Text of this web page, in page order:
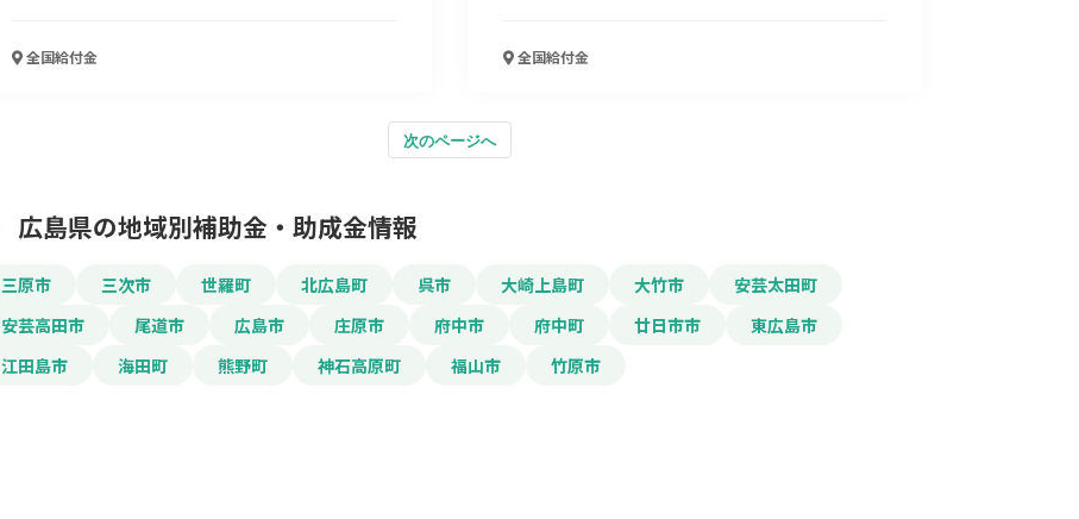
全国給付金 全国給付金
次のページへ
広島県の地域別補助金・助成金情報
三原市 三次市 世羅町 北広島町 呉市 大崎上島町 大竹市
安芸太田町
安芸高田市
尾道市 広島市 庄原市 府中市 府中町 廿日市市
東広島市
江田島市
海田町 熊野町 神石高原町 福山市 竹原市